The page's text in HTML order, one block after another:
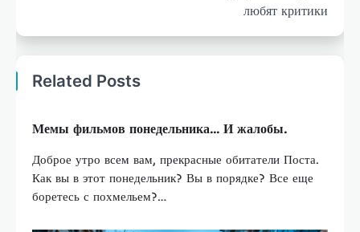
любят критики
Related Posts
Мемы фильмов понедельника… И жалобы.
Доброе утро всем вам, прекрасные обитатели Поста.
Как вы в этот понедельник? Вы в порядке? Все еще
боретесь с похмельем?…